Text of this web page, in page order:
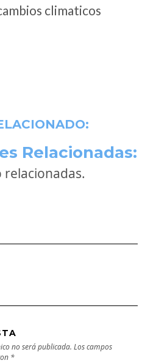
climaticos
Relacionadas:
relacionadas.
no será publicada. Los campos
*